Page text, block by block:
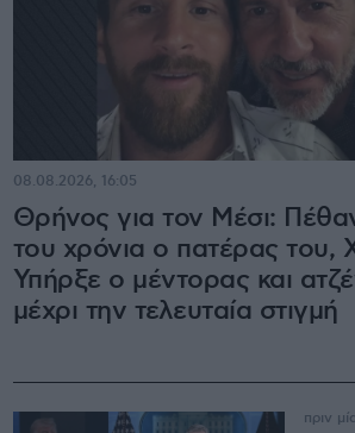
Θρήνος για τον Μέσι:
του χρόνια ο πατέρας του,
Υπήρξε ο μέντορας και
μέχρι την τελευταία στιγμή
08.08.2026, 16:05
πριν